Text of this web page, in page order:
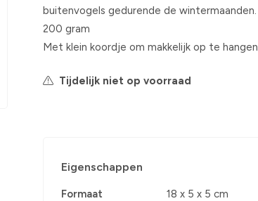
buitenvogels gedurende de wintermaanden.
200 gram
Met klein koordje om makkelijk op te hangen
Tijdelijk niet op voorraad
Eigenschappen
Formaat 18 x 5 x 5 cm